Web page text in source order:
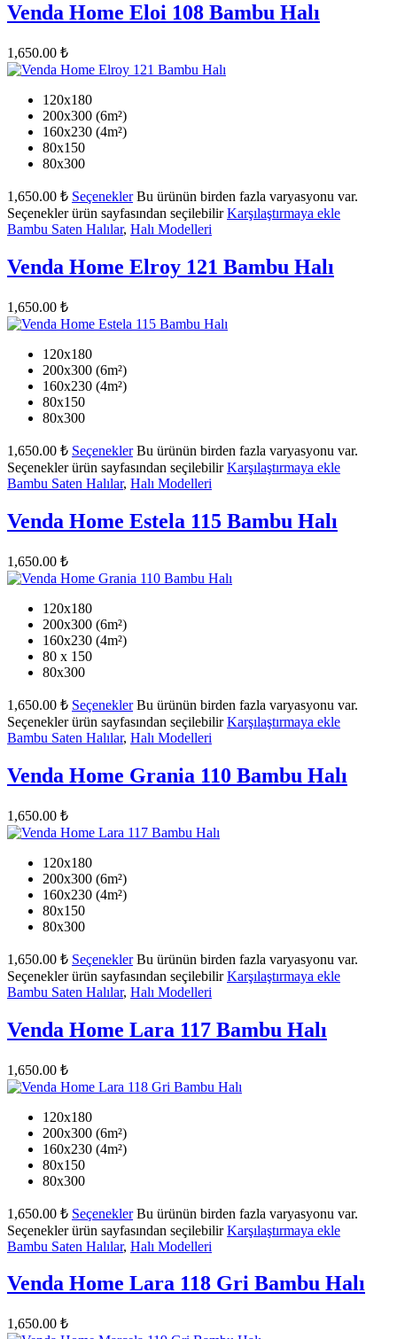
Venda Home Eloi 108 Bambu Halı
1,650.00 ₺
120x180
200x300 (6m²)
160x230 (4m²)
80x150
80x300
1,650.00 ₺ Seçenekler Bu ürünün birden fazla varyasyonu var.
Seçenekler ürün sayfasından seçilebilirKarşılaştırmaya ekle
Bambu Saten Halılar, Halı Modelleri
Venda Home Elroy 121 Bambu Halı
1,650.00 ₺
120x180
200x300 (6m²)
160x230 (4m²)
80x150
80x300
1,650.00 ₺ Seçenekler Bu ürünün birden fazla varyasyonu var.
Seçenekler ürün sayfasından seçilebilirKarşılaştırmaya ekle
Bambu Saten Halılar, Halı Modelleri
Venda Home Estela 115 Bambu Halı
1,650.00 ₺
120x180
200x300 (6m²)
160x230 (4m²)
80 x 150
80x300
1,650.00 ₺ Seçenekler Bu ürünün birden fazla varyasyonu var.
Seçenekler ürün sayfasından seçilebilirKarşılaştırmaya ekle
Bambu Saten Halılar, Halı Modelleri
Venda Home Grania 110 Bambu Halı
1,650.00 ₺
120x180
200x300 (6m²)
160x230 (4m²)
80x150
80x300
1,650.00 ₺ Seçenekler Bu ürünün birden fazla varyasyonu var.
Seçenekler ürün sayfasından seçilebilirKarşılaştırmaya ekle
Bambu Saten Halılar, Halı Modelleri
Venda Home Lara 117 Bambu Halı
1,650.00 ₺
120x180
200x300 (6m²)
160x230 (4m²)
80x150
80x300
1,650.00 ₺ Seçenekler Bu ürünün birden fazla varyasyonu var.
Seçenekler ürün sayfasından seçilebilirKarşılaştırmaya ekle
Bambu Saten Halılar, Halı Modelleri
Venda Home Lara 118 Gri Bambu Halı
1,650.00 ₺